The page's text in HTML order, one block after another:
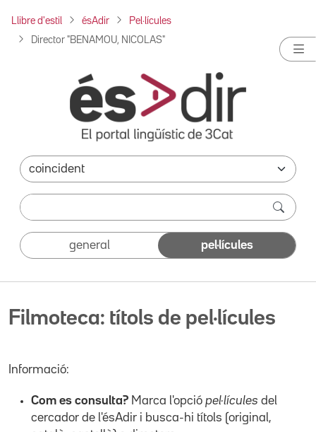
Llibre d'estil ésAdir Pel·lícules
Director "BENAMOU, NICOLAS"
general pel·lícules
Filmoteca: títols de pel·lícules
Informació:
Com es consulta? Marca l'opció pel·lícules del
cercador de l'ésAdir i busca-hi títols (original,